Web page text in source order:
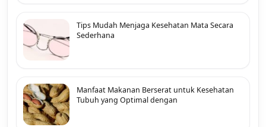
Tips Mudah Menjaga Kesehatan Mata Secara
Sederhana
Manfaat Makanan Berserat untuk Kesehatan
Tubuh yang Optimal dengan